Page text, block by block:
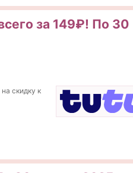
за 149₽! По 30
скидку к